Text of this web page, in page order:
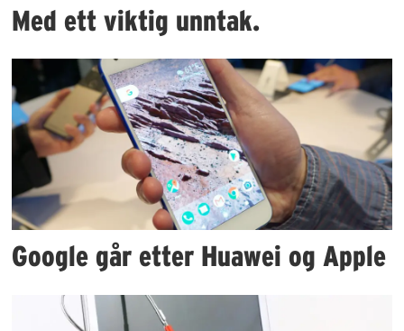
Med ett viktig unntak.​
Google går etter Huawei og Apple